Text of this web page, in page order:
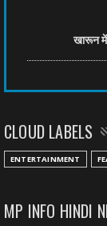
खारून में
CLOUD LABELS
ENTERTAINMENT
MP INFO HINDI